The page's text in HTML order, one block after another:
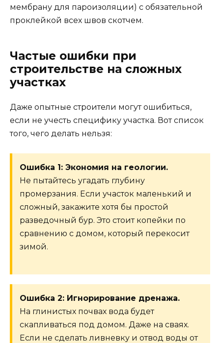
мембрану для пароизоляции) с обязательной
проклейкой всех швов скотчем.
Частые ошибки при
строительстве на сложных
участках
Даже опытные строители могут ошибиться,
если не учесть специфику участка. Вот список
того, чего делать нельзя:
Ошибка 1: Экономия на геологии.
Не пытайтесь угадать глубину
промерзания. Если участок маленький и
сложный, закажите хотя бы простой
разведочный бур. Это стоит копейки по
сравнению с домом, который перекосит
зимой.
Ошибка 2: Игнорирование дренажа.
На глинистых почвах вода будет
скапливаться под домом. Даже на сваях.
Если не сделать ливневку и отвод воды от